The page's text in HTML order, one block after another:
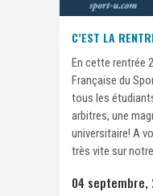
C’EST LA
En cette rentrée
Française du
tous les
arbitres, une
universitaire! A
très vite sur
04 septembre,